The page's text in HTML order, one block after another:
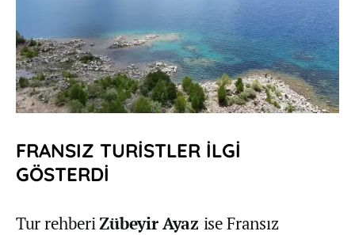
FRANSIZ TURİSTLER İLGİ
GÖSTERDİ
Tur rehberiZübeyir Ayaz ise Fransız